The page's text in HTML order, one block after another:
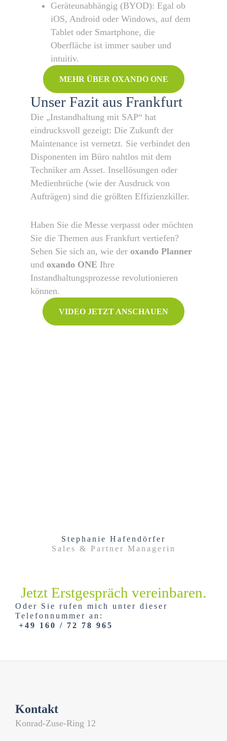
Geräteunabhängig (BYOD): Egal ob
iOS, Android oder Windows, auf dem
Tablet oder Smartphone, die
Oberfläche ist immer sauber und
intuitiv.
MEHR ÜBER OXANDO ONE
Unser Fazit aus Frankfurt
Die „Instandhaltung mit SAP“ hat
eindrucksvoll gezeigt: Die Zukunft der
Maintenance ist vernetzt. Sie verbindet den
Disponenten im Büro nahtlos mit dem
Techniker am Asset. Insellösungen oder
Medienbrüche (wie der Ausdruck von
Aufträgen) sind die größten Effizienzkiller.
Haben Sie die Messe verpasst oder möchten
Sie die Themen aus Frankfurt vertiefen?
Sehen Sie sich an, wie der oxando Planner
und oxando ONE Ihre
Instandhaltungsprozesse revolutionieren
können.
VIDEO JETZT ANSCHAUEN
Jetzt Erstgespräch vereinbaren.
Oder Sie rufen mich unter dieser
Telefonnummer an:
+49 160 / 72 78 965
Stephanie Hafendörfer
Sales & Partner Managerin
Kontakt
Konrad-Zuse-Ring 12